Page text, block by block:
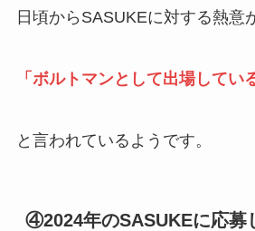
日頃からSASUKEに対する熱意
「ボルトマンとして出場してい
と言われているようです。
④2024年のSASUKEに応募